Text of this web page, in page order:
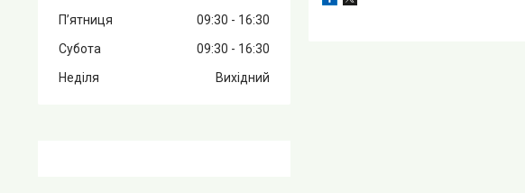
Пʼятниця
09:30
16:30
Субота
09:30
16:30
Неділя
Вихідний